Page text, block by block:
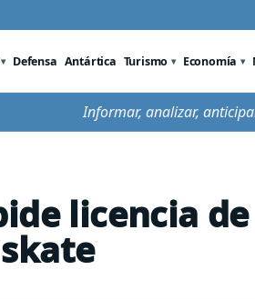
Defensa Antártica Turismo Economía
Informar, analizar,
licencia de